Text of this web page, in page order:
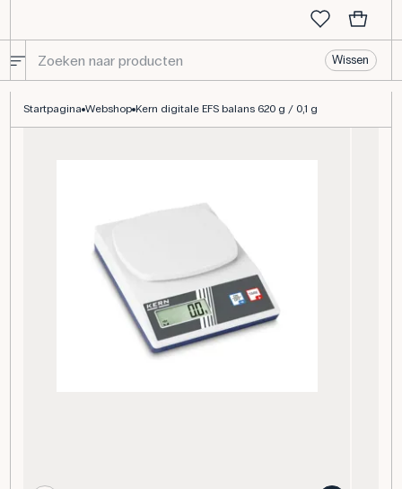
Wissen
Startpagina Webshop Kern digitale EFS balans 620 g / 0,1 g